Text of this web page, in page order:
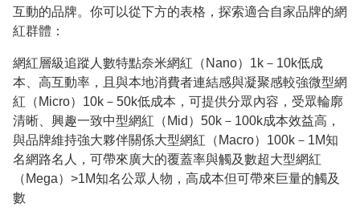
互動的品牌。你可以從下方的表格，探索適合自家品牌的網
紅群體：
網紅層級追蹤人數特點奈米網紅（Nano）1k－10k低成
本、高互動率，且與本地消費者連結感與凝聚感較強微型網
紅（Micro）10k－50k低成本，可提供分眾內容，受眾輪廓
清晰、興趣一致中型網紅（Mid）50k－100k成本效益高，
與品牌維持強大夥伴關係大型網紅（Macro）100k－1M知
名網路名人，可帶來廣大的覆蓋率與觸及數超大型網紅
（Mega）>1M知名公眾人物，高成本但可帶來巨量的觸及
數